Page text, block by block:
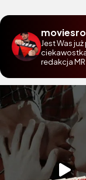
Jest Was
redakcja MR